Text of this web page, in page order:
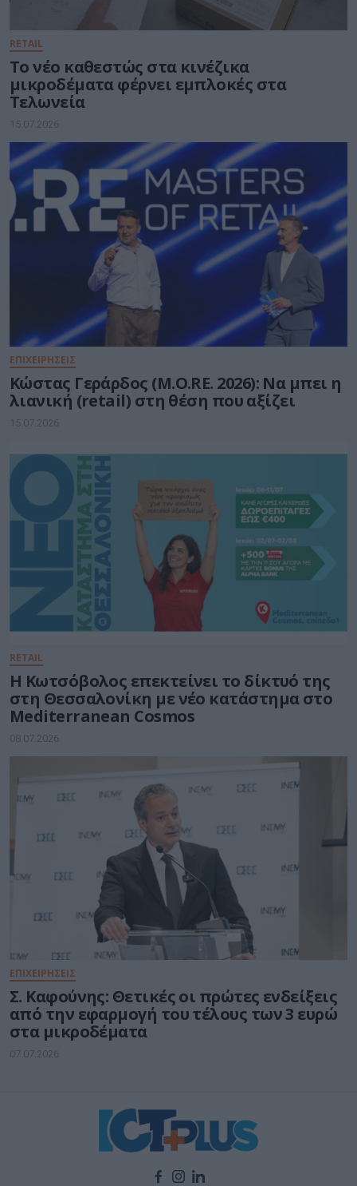
RETAIL
Το νέο καθεστώς στα κινέζικα
μικροδέματα φέρνει εμπλοκές στα
Τελωνεία
15.07.2026
ΕΠΙΧΕΙΡΗΣΕΙΣ
Κώστας Γεράρδος (M.O.RE. 2026): Να μπει η
λιανική (retail) στη θέση που αξίζει
15.07.2026
RETAIL
Η Κωτσόβολος επεκτείνει το δίκτυό της
στη Θεσσαλονίκη με νέο κατάστημα στο
Mediterranean Cosmos
08.07.2026
ΕΠΙΧΕΙΡΗΣΕΙΣ
Σ. Καφούνης: Θετικές οι πρώτες ενδείξεις
από την εφαρμογή του τέλους των 3 ευρώ
στα μικροδέματα
07.07.2026